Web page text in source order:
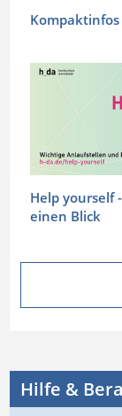
Help yourself
einen Blick
Hilfe &